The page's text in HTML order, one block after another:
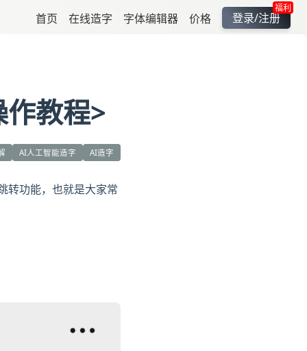
首页 在线造字 字体编辑器 价格
福利
登录/注册
教程>
AI人工智能造字 AI造字
转功能，也就是大家常